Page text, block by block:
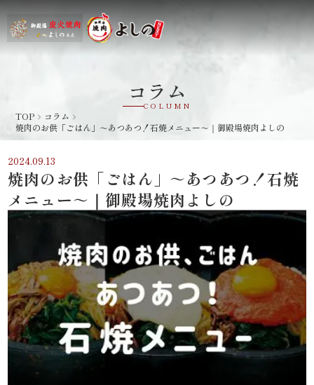
コラム
COLUMN
TOP navigate_next コラム navigate_next
焼肉のお供「ごはん」～あつあつ！石焼メニュー～｜御殿場焼肉よしの
2024.09.13
焼肉のお供「ごはん」～あつあつ！石焼
メニュー～｜御殿場焼肉よしの